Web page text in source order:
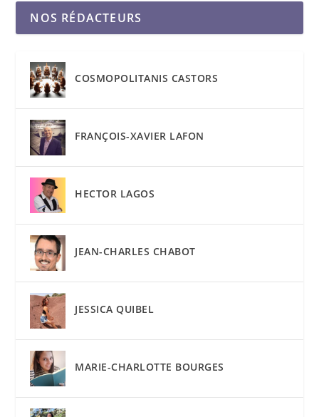
NOS RÉDACTEURS
COSMOPOLITANIS CASTORS
FRANÇOIS-XAVIER LAFON
HECTOR LAGOS
JEAN-CHARLES CHABOT
JESSICA QUIBEL
MARIE-CHARLOTTE BOURGES